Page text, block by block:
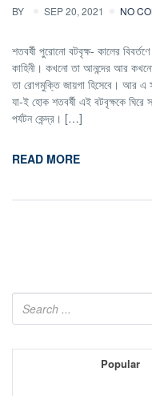
BY SEP 20, 2021 NO
শতবর্ষী পুরোনো বটবৃক্ষ- কালের
কাহিনী। কখনো তা আনন্দের আর
তা রোগমুক্তি জায়গা হিসেবে। আর এ
যা-ই হোক শতবর্ষী এই বটবৃক্ষকে
পর্যটন কেন্দ্র। […]
READ MORE
Popular